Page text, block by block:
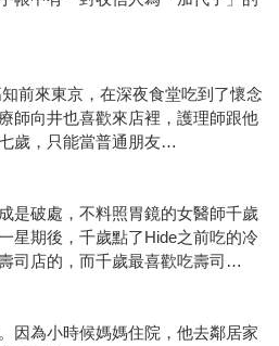
前來東京，在深夜食堂吃到了懷念
師向井也喜歡來店裡，護理師跟他
歲，只能當普通朋友…
是破處，不料照胃鏡的女醫師千歲
星期後，千歲點了Hide之前吃的冷
司店的，而千歲最喜歡吃壽司…
因為小時候媽媽住院，他去鄰居家